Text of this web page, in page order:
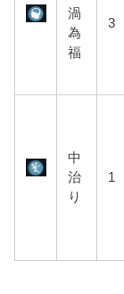
渦
為
福
3
中
治
り
1